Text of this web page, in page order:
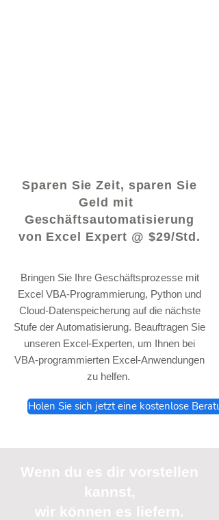
Sparen Sie Zeit, sparen Sie
Geld mit
Geschäftsautomatisierung
von Excel Expert @ $29/Std.
Bringen Sie Ihre Geschäftsprozesse mit
Excel VBA-Programmierung, Python und
Cloud-Datenspeicherung auf die nächste
Stufe der Automatisierung. Beauftragen Sie
unseren Excel-Experten, um Ihnen bei
VBA-programmierten Excel-Anwendungen
zu helfen.
Holen Sie sich jetzt eine kostenlose
Wenn du es dir vorstellen
kannst,
wir können es liefern.